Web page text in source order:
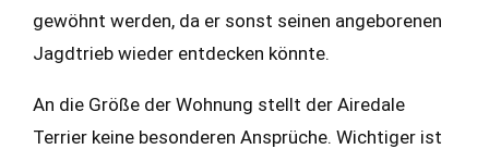
gewöhnt werden, da er sonst seinen angeborenen
Jagdtrieb wieder entdecken könnte.
An die Größe der Wohnung stellt der Airedale
Terrier keine besonderen Ansprüche. Wichtiger ist